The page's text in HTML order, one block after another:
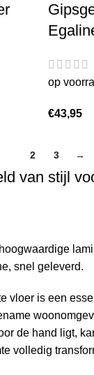
op
€43,95
2 3 →
van stijl
snel geleverd.
vloer is een
de hand ligt,
volledig